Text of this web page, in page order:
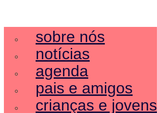
sobre nós
notícias
agenda
pais e amigos
crianças e jovens